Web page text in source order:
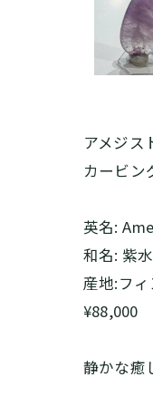
アメジス
カービン
英名:
和名: 紫
産地:フ
¥88,000
静かな癒